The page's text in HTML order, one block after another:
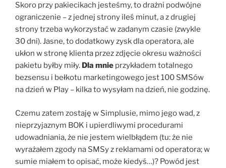
Skoro przy pakiecikach jesteśmy, to drażni podwójne
ograniczenie – z jednej strony ileś minut, a z drugiej
strony trzeba wykorzystać w zadanym czasie (zwykle
30 dni). Jasne, to dodatkowy zysk dla operatora, ale
ukłon w stronę klienta przez zdjęcie okresu ważności
pakietu byłby miły. Dla mnie przykładem totalnego
bezsensu i bełkotu marketingowego jest 100 SMSów
na dzień w Play – kilka to wysyłam na dzień, nie godzinę.
Czemu zatem zostaję w Simplusie, mimo jego wad, z
nieprzyjaznym BOK i upierdliwymi procedurami
udowadniania, że nie jestem wielbłądem (tu: że nie
wyrażałem zgody na SMSy z reklamami od operatora; w
sumie miałem to opisać, może kiedyś…)? Powód jest